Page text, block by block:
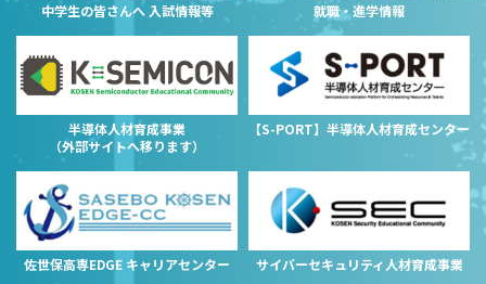
中学生の皆さんへ 入試情報等 就職・進学情報
半導体人材育成事業
（外部サイトへ移ります）
【S-PORT】半導体人材育成センター
佐世保高専EDGE キャリアセンター サイバーセキュリティ人材育成事業